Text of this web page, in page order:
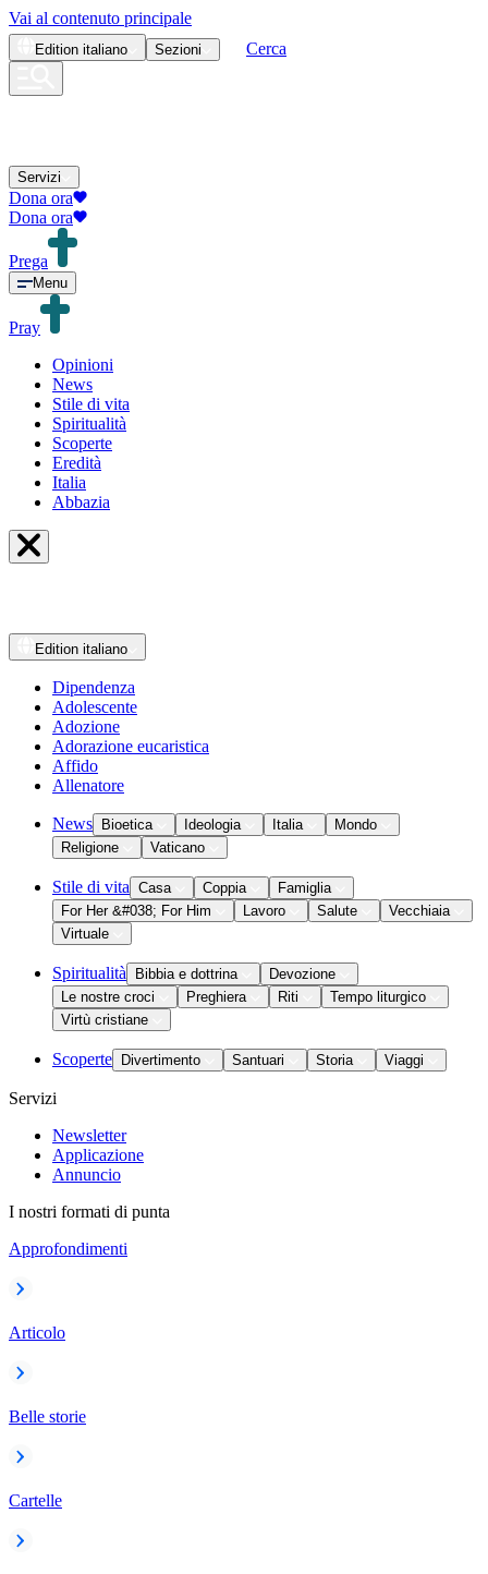
Vai al contenuto principale
Edition italiano Sezioni Cerca
Servizi
Dona ora
Dona ora
Prega
Menu
Pray
Opinioni
News
Stile di vita
Spiritualità
Scoperte
Eredità
Italia
Abbazia
Edition italiano
Dipendenza
Adolescente
Adozione
Adorazione eucaristica
Affido
Allenatore
News Bioetica Ideologia Italia
Mondo
Religione
Vaticano
Stile di vita Casa Coppia
Famiglia
For Her &#038; For Him
Lavoro Salute
Vecchiaia
Virtuale
Spiritualità Bibbia e dottrina
Devozione
Le nostre croci
Preghiera Riti
Tempo liturgico
Virtù cristiane
Scoperte Divertimento Santuari Storia Viaggi
Servizi
Newsletter
Applicazione
Annuncio
I nostri formati di punta
Approfondimenti
Articolo
Belle storie
Cartelle